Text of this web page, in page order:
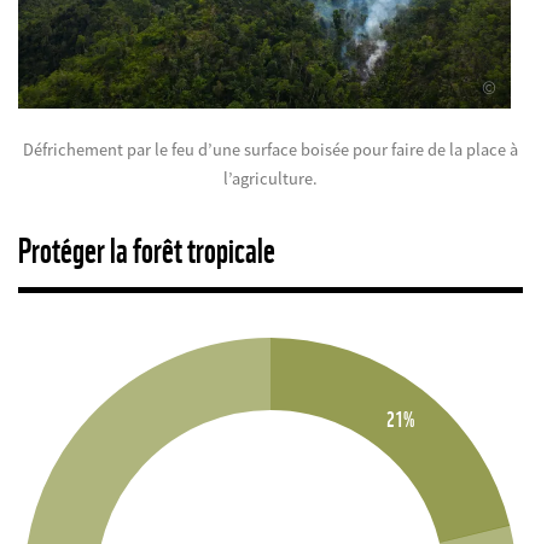
©
Défrichement par le feu d’une surface boisée pour faire de la place à
l’agriculture.
Protéger la forêt tropicale
21%